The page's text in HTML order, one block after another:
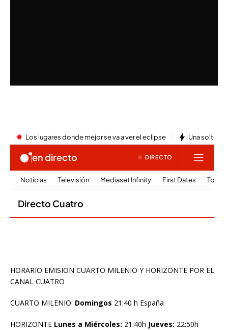
HORARIO EMISION CUARTO MILENIO Y HORIZONTE POR EL
CANAL CUATRO
CUARTO MILENIO: Domingos 21:40 h España
HORIZONTE Lunes a Miércoles: 21:40h Jueves: 22:50h